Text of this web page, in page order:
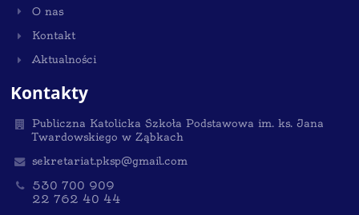
O nas
Kontakt
Aktualności
Kontakty
Publiczna Katolicka Szkoła Podstawowa im. ks. Jana
Twardowskiego w Ząbkach
sekretariat.pksp@gmail.com
530 700 909
22 762 40 44